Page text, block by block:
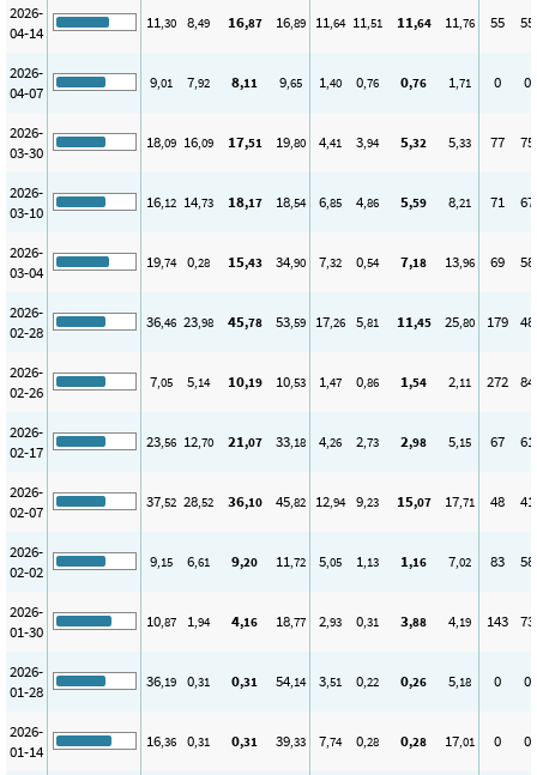
2026-
04-14
11,30 8,49 16,87 16,89 11,64 11,51 11,64 11,76 55 55
2026-
04-07
9,01 7,92 8,11 9,65 1,40 0,76 0,76 1,71 0 0
2026-
03-30
18,09 16,09 17,51 19,80 4,41 3,94 5,32 5,33 77 75
2026-
03-10
16,12 14,73 18,17 18,54 6,85 4,86 5,59 8,21 71 67
2026-
03-04
19,74 0,28 15,43 34,90 7,32 0,54 7,18 13,96 69 58
2026-
02-28
36,46 23,98 45,78 53,59 17,26 5,81 11,45 25,80 179 48
2026-
02-26
7,05 5,14 10,19 10,53 1,47 0,86 1,54 2,11 272 84
2026-
02-17
23,56 12,70 21,07 33,18 4,26 2,73 2,98 5,15 67 61
2026-
02-07
37,52 28,52 36,10 45,82 12,94 9,23 15,07 17,71 48 41
2026-
02-02
9,15 6,61 9,20 11,72 5,05 1,13 1,16 7,02 83 58
2026-
01-30
10,87 1,94 4,16 18,77 2,93 0,31 3,88 4,19 143 73
2026-
01-28
36,19 0,31 0,31 54,14 3,51 0,22 0,26 5,18 0 0
2026-
01-14
16,36 0,31 0,31 39,33 7,74 0,28 0,28 17,01 0 0